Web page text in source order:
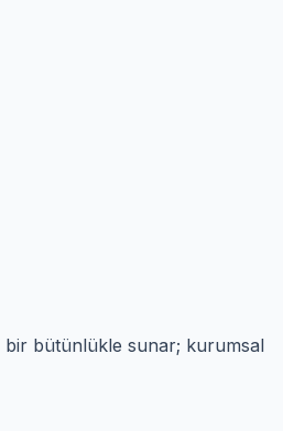
bir bütünlükle sunar; kurumsal